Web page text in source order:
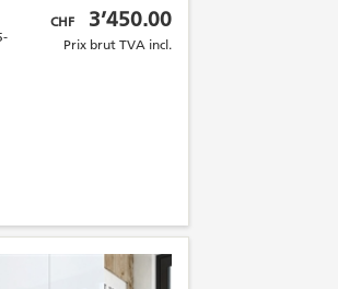
Prix brut TVA incl.
CHF 3’450.00
Prix brut TVA incl.